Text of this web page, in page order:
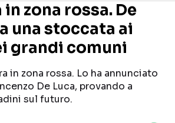
Seguici sui social
zona rossa. De
una stoccata ai
grandi comuni
in zona rossa. Lo ha annunciato
De Luca, provando a
sul futuro.